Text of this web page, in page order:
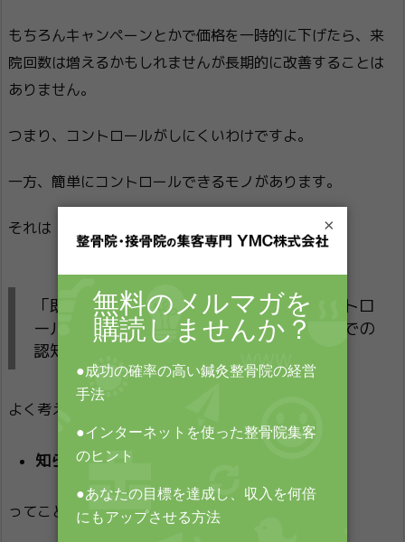
もちろんキャンペーンとかで価格を一時的に下げたら、来
院回数は増えるかもしれませんが長期的に改善することは
ありません。
つまり、コントロールがしにくいわけですよ。
一方、簡単にコントロールできるモノがあります。
それは「認知」です。
「既存患者さんの年間の来院回数」はコントロ
ールできないが、「あなたの治療院の地域での
認知率」はコントロールできる
よく考えると当然なんですが、
知らない店に行くことは絶対にできない
ってことはわかりますよね？
×